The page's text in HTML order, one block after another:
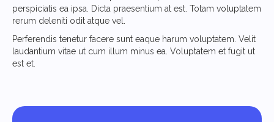
perspiciatis ea ipsa. Dicta praesentium at est. Totam voluptatem
rerum deleniti odit atque vel.
Perferendis tenetur facere sunt eaque harum voluptatem. Velit
laudantium vitae ut cum illum minus ea. Voluptatem et fugit ut
est et.